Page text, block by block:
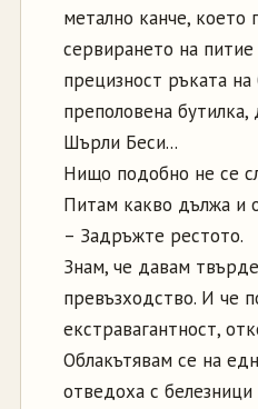
метално канче, което
сервирането на
прецизност ръката
преполовена
Шърли Беси...
Нищо подобно не се
Питам какво дължа и
– Задръжте рестото.
Знам, че давам
превъзходство. И че
екстравагантност,
Облакътявам се на
отведоха с